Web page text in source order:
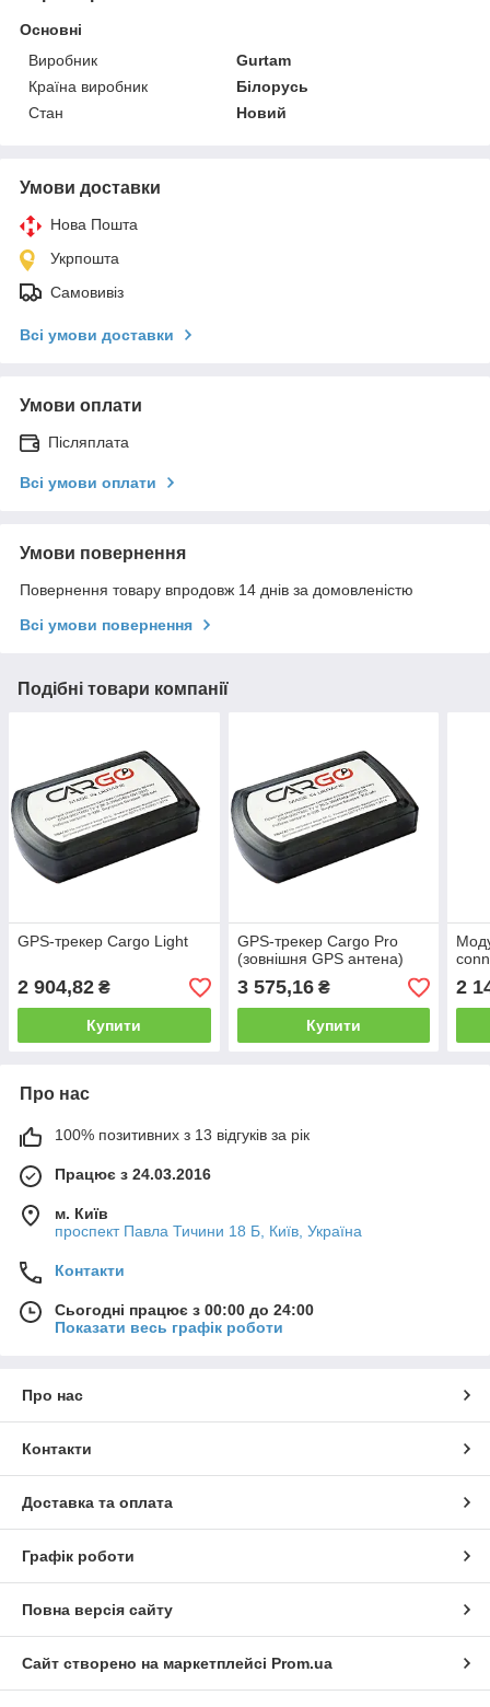
Основні
Виробник
Gurtam
Країна виробник
Білорусь
Стан
Новий
Умови доставки
Нова Пошта
Укрпошта
Самовивіз
Всі умови доставки
Умови оплати
Післяплата
Всі умови оплати
Умови повернення
Повернення товару впродовж 14 днів за домовленістю
Всі умови повернення
Подібні товари компанії
GPS-трекер Cargo Light
2 904,82 ₴
Купити
GPS-трекер Cargo Pro
(зовнішня GPS антена)
3 575,16₴
Купити
2
Про нас
100% позитивних з 13 відгуків за рік
Працює з 24.03.2016
м. Київ
проспект Павла Тичини 18 Б, Київ, Україна
Контакти
Сьогодні працює з 00:00 до 24:00
Показати весь графік роботи
Про нас
Контакти
Доставка та оплата
Графік роботи
Повна версія сайту
Сайт створено на маркетплейсі Prom.ua